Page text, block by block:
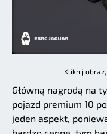
Kliknij
Główną nagrodą na
pojazd premium 10
jeden aspekt,